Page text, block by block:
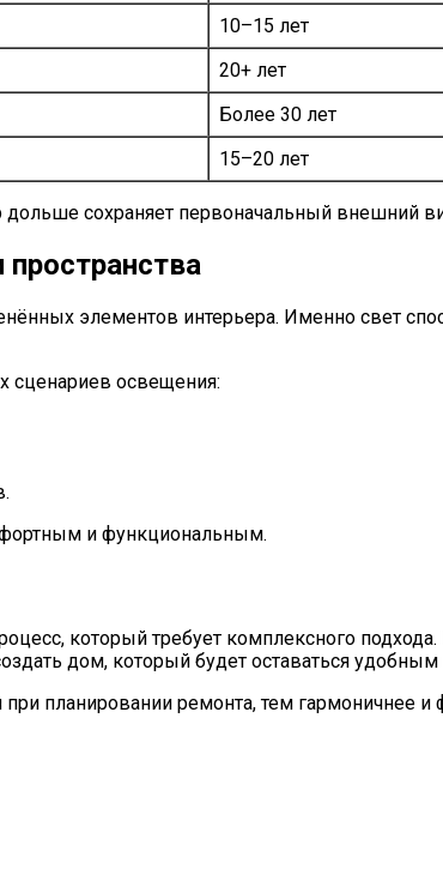
10–15 лет
20+ лет
Более 30 лет
15–20 лет
сохраняет первоначальный внешний
элементов интерьера. Именно свет
сценариев освещения:
и функциональным.
который требует комплексного
дом, который будет оставаться
планировании ремонта, тем гармоничнее и